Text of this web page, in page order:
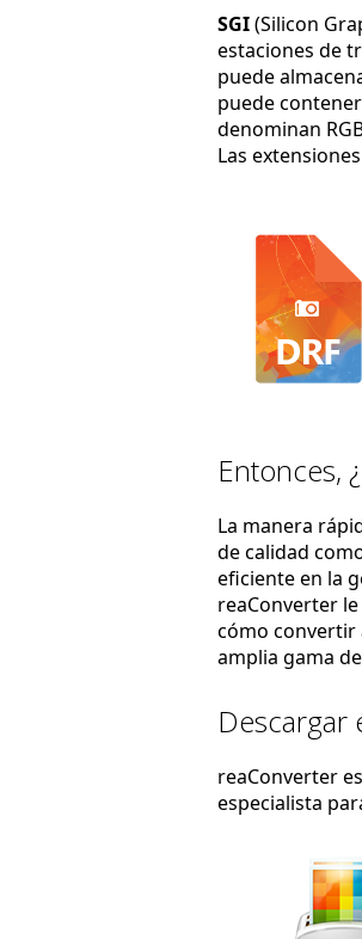
SGI(Silicon
estaciones de
puede
puede
denominan
Las
Entonces,
La manera
de calidad
eficiente en la
reaConverter
cómo convertir
amplia gama de
Descargar
reaConverter
especialista